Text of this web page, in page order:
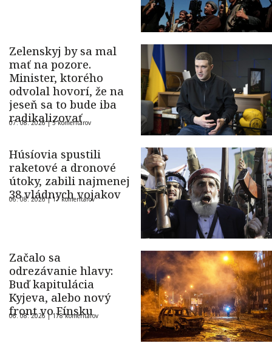
Zelenskyj by sa mal
mať na pozore.
Minister, ktorého
odvolal hovorí, že na
jeseň sa to bude iba
radikalizovať
07. 08. 2026 |5 komentárov
Húsíovia spustili
raketové a dronové
útoky, zabili najmenej
38 vládnych vojakov
06. 08. 2026 |17 komentárov
Začalo sa
odrezávanie hlavy:
Buď kapitulácia
Kyjeva, alebo nový
front vo Fínsku
06. 08. 2026 |178 komentárov